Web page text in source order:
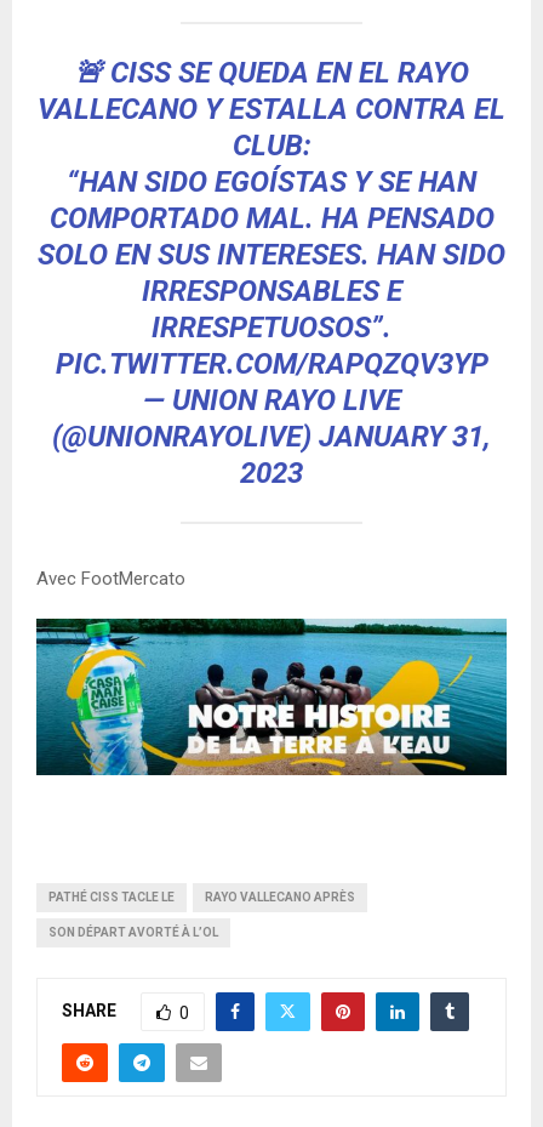
🚨 CISS SE QUEDA EN EL RAYO
VALLECANO Y ESTALLA CONTRA EL
CLUB:
“HAN SIDO EGOÍSTAS Y SE HAN
COMPORTADO MAL. HA PENSADO
SOLO EN SUS INTERESES. HAN SIDO
IRRESPONSABLES E
IRRESPETUOSOS”.
PIC.TWITTER.COM/RAPQZQV3YP
— UNION RAYO LIVE
(@UNIONRAYOLIVE) JANUARY 31,
2023
Avec FootMercato
PATHÉ CISS TACLE LE RAYO VALLECANO APRÈS
SON DÉPART AVORTÉ À L’OL
SHARE 0